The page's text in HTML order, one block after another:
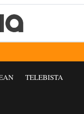
TELEBISTA